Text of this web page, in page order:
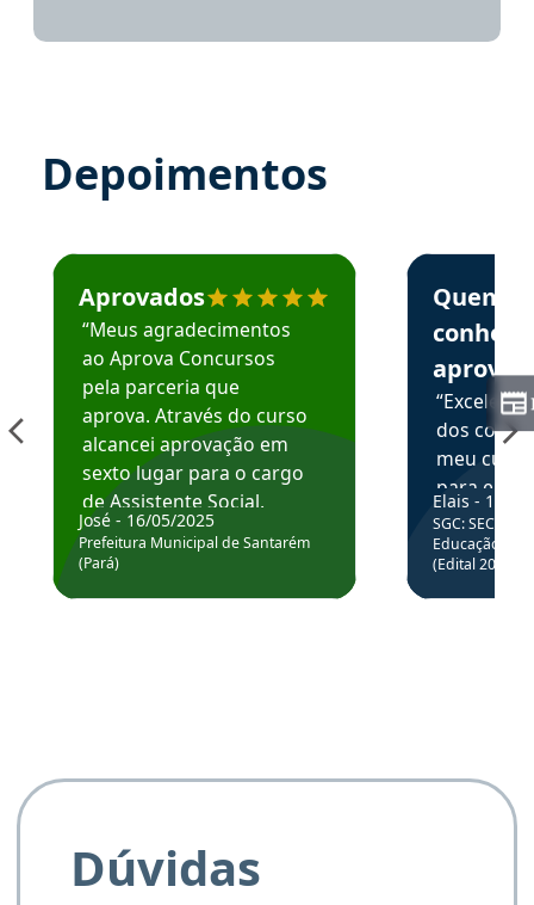
Depoimentos
Estudante José recomenda o Aprova Concursos em
Aprovados
“Meus agradecimentos
ao Aprova Concursos
pela parceria que
aprova. Através do curso
alcancei aprovação em
sexto lugar para o cargo
de Assistente Social.
Hoje estou atuando na
Prefeitura de Santarém.
José - 16/05/2025
Prefeitura Municipal de Santarém
(Pará)
Estudante
Quem
aprova
dos
meu
para
colocar
através
de
Elais - 15/
SGC: SEC BA
Educação
(Edital
Dúvidas